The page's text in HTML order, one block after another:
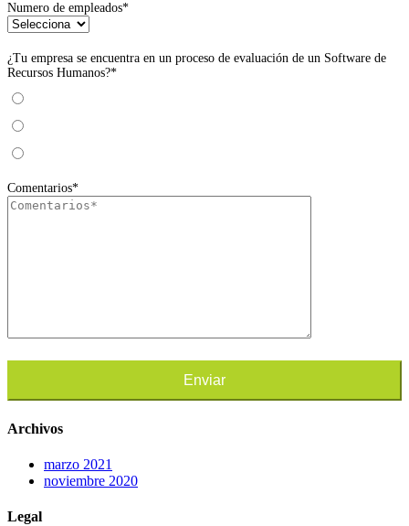
Numero de empleados*
¿Tu empresa se encuentra en un proceso de evaluación de un Software de
Recursos Humanos?*
Comentarios*
Archivos
marzo 2021
noviembre 2020
Legal